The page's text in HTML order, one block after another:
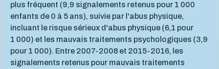
plus fréquent (9,9 signalements retenus pour 1 000
enfants de 0 à 5 ans), suivie par l'abus physique,
incluant le risque sérieux d'abus physique (6,1 pour
1 000) et les mauvais traitements psychologiques (3,9
pour 1 000). Entre 2007-2008 et 2015-2016, les
signalements retenus pour mauvais traitements